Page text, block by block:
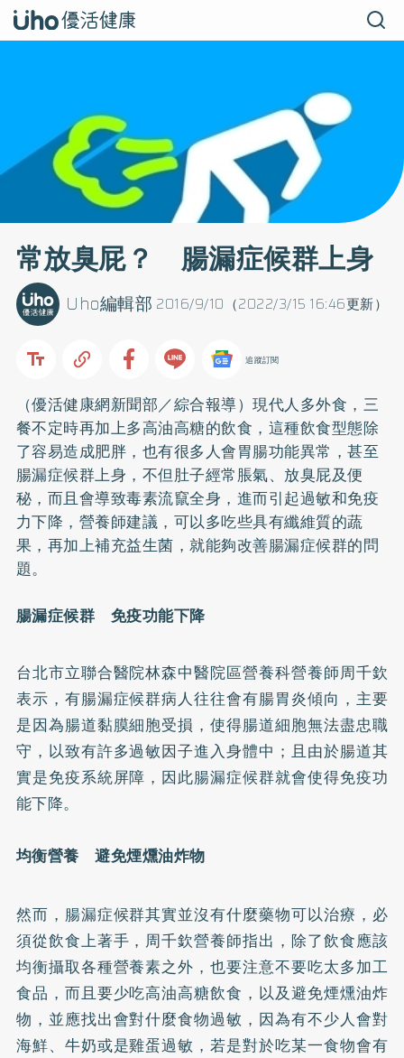
常放臭屁？ 腸漏症候群上身
2016/9/10（2022/3/15 16:46更新）
Uho編輯部
追蹤訂閱
（優活健康網新聞部／綜合報導）現代人多外食，三
餐不定時再加上多高油高糖的飲食，這種飲食型態除
了容易造成肥胖 ，也有很多人會胃腸功能異常，甚至
腸漏症候群上身，不但肚子經常脹氣、放臭屁及便
秘，而且會導致毒素流竄全身，進而引起過敏和免疫
力下降，營養師建議，可以多吃些具有纖維質的蔬
果，再加上補充益生菌 ，就能夠改善腸漏症候群的問
題。
腸漏症候群 免疫功能下降
台北市立聯合醫院林森中醫院區營養科營養師周千欽
表示，有腸漏症候群病人往往會有腸胃炎傾向，主要
是因為腸道黏膜細胞受損，使得腸道細胞無法盡忠職
守，以致有許多過敏因子進入身體中；且由於腸道其
實是免疫系統屏障，因此腸漏症候群就會使得免疫功
能下降。
均衡營養 避免煙燻油炸物
然而，腸漏症候群其實並沒有什麼藥物可以治療，必
須從飲食上著手，周千欽營養師指出，除了飲食應該
均衡攝取各種營養素之外，也要注意不要吃太多加工
食品，而且要少吃高油高糖飲食，以及避免煙燻油炸
物，並應找出會對什麼食物過敏，因為有不少人會對
海鮮、牛奶或是雞蛋過敏，若是對於吃某一食物會有